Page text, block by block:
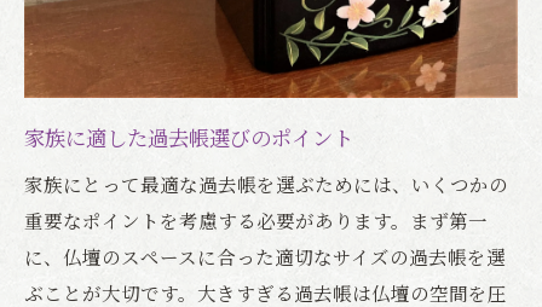
家族に適した過去帳選びのポイント
家族にとって最適な過去帳を選ぶためには、いくつかの
重要なポイントを考慮する必要があります。まず第一
に、仏壇のスペースに合った適切なサイズの過去帳を選
ぶことが大切です。大きすぎる過去帳は仏壇の空間を圧